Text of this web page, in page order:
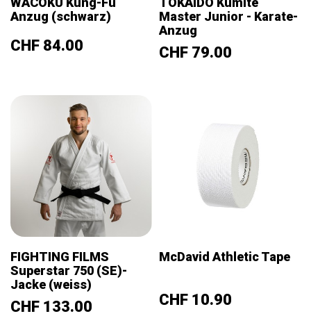
Anzug (schwarz)
Preis
CHF 84.00
Master Junior - Karate-
Anzug
Preis
CHF 79.00
FIGHTING FILMS
Superstar 750 (SE)-
Jacke (weiss)
Preis
CHF 133.00
McDavid Athletic Tape
Preis
CHF 10.90